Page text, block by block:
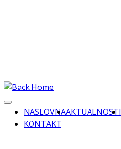
NASLOVNAAKTUALNOSTI
KONTAKT